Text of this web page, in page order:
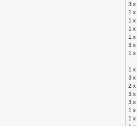
3 x
1 x
1 x
1 x
1 x
3 x
1 x
1 x
3 x
2 x
3 x
3 x
1 x
1 x